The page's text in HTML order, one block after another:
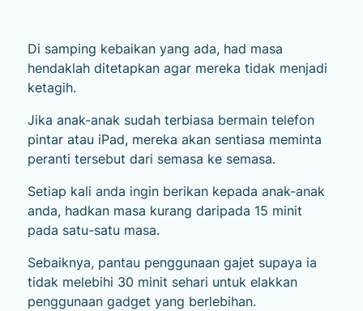
Di samping kebaikan yang ada, had masa
hendaklah ditetapkan agar mereka tidak menjadi
ketagih.
Jika anak-anak sudah terbiasa bermain telefon
pintar atau iPad, mereka akan sentiasa meminta
peranti tersebut dari semasa ke semasa.
Setiap kali anda ingin berikan kepada anak-anak
anda, hadkan masa kurang daripada 15 minit
pada satu-satu masa.
Sebaiknya, pantau penggunaan gajet supaya ia
tidak melebihi 30 minit sehari untuk elakkan
penggunaan gadget yang berlebihan.